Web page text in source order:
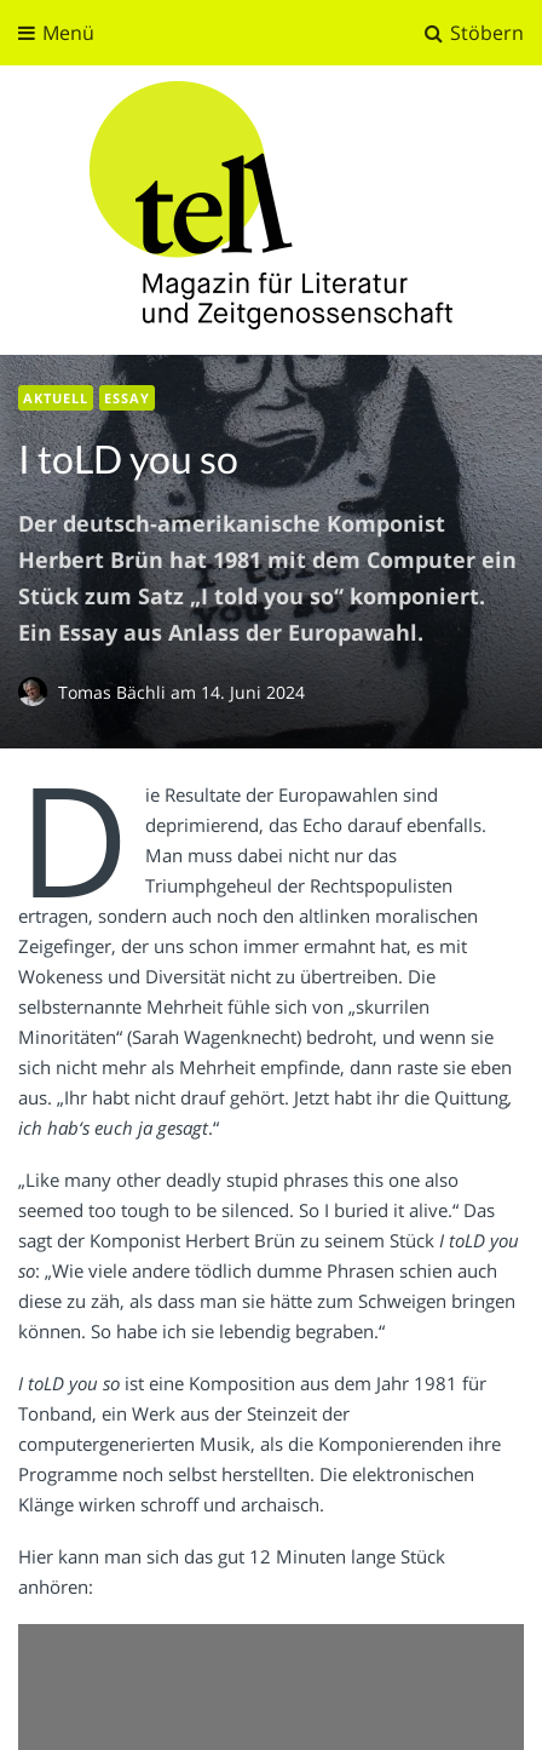
Stöbern
Menü
tell
Magazin für Literatur und Zeitgenossenschaft
AKTUELL ESSAY
I toLD you so
Der deutsch-amerikanische Komponist
Herbert Brün hat 1981 mit dem Computer ein
Stück zum Satz „I told you so“ komponiert.
Ein Essay aus Anlass der Europawahl.
Tomas Bächli am 14. Juni 2024
D
ie Resultate der Europawahlen sind
deprimierend, das Echo darauf ebenfalls.
Man muss dabei nicht nur das
Triumphgeheul der Rechtspopulisten
ertragen, sondern auch noch den altlinken moralischen
Zeigefinger, der uns schon immer ermahnt hat, es mit
Wokeness und Diversität nicht zu übertreiben. Die
selbsternannte Mehrheit fühle sich von „skurrilen
Minoritäten“ (Sarah Wagenknecht) bedroht, und wenn sie
sich nicht mehr als Mehrheit empfinde, dann raste sie eben
aus. „Ihr habt nicht drauf gehört. Jetzt habt ihr die Quittung,
ich hab‘s euch ja gesagt.“
„Like many other deadly stupid phrases this one also
seemed too tough to be silenced. So I buried it alive.“ Das
sagt der Komponist Herbert Brün zu seinem Stück I toLD you
so: „Wie viele andere tödlich dumme Phrasen schien auch
diese zu zäh, als dass man sie hätte zum Schweigen bringen
können. So habe ich sie lebendig begraben.“
I toLD you so ist eine Komposition aus dem Jahr 1981 für
Tonband, ein Werk aus der Steinzeit der
computergenerierten Musik, als die Komponierenden ihre
Programme noch selbst herstellten. Die elektronischen
Klänge wirken schroff und archaisch.
Hier kann man sich das gut 12 Minuten lange Stück
anhören: